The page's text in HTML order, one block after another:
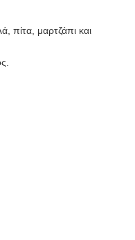
πίτα, μαρτζάπι και